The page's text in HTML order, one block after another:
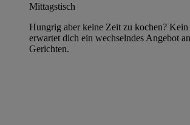
Mittagstisch
Hungrig aber keine Zeit zu kochen?
erwartet dich ein wechselndes Angebot
Gerichten.